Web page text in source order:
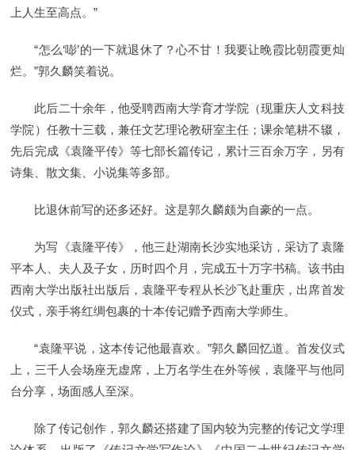
上人生至高点。”
“怎么‘嘭’的一下就退休了？心不甘！我要让晚霞比朝霞更灿
烂。”郭久麟笑着说。
此后二十余年，他受聘西南大学育才学院（现重庆人文科技
学院）任教十三载，兼任文艺理论教研室主任；课余笔耕不辍，
先后完成《袁隆平传》等七部长篇传记，累计三百余万字，另有
诗集、散文集、小说集等多部。
比退休前写的还多还好。这是郭久麟颇为自豪的一点。
为写《袁隆平传》，他三赴湖南长沙实地采访，采访了袁隆
平本人、夫人及子女，历时四个月，完成五十万字书稿。该书由
西南大学出版社出版后，袁隆平专程从长沙飞赴重庆，出席首发
仪式，亲手将红绸包裹的十本传记赠予西南大学师生。
“袁隆平说，这本传记他最喜欢。”郭久麟回忆道。首发仪式
上，三千人会场座无虚席，上万名学生在外等候，袁隆平与他同
台分享，场面感人至深。
除了传记创作，郭久麟还搭建了国内较为完整的传记文学理